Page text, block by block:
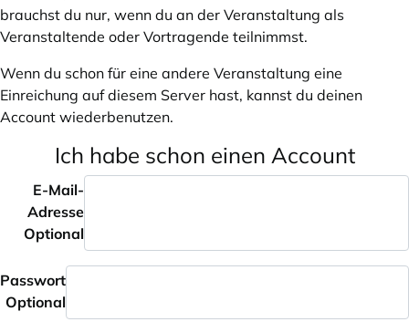
brauchst du nur, wenn du an der Veranstaltung als
Veranstaltende oder Vortragende teilnimmst.
Wenn du schon für eine andere Veranstaltung eine
Einreichung auf diesem Server hast, kannst du deinen
Account wiederbenutzen.
Ich habe schon einen Account
E-Mail-
Adresse
Optional
Passwort
Optional